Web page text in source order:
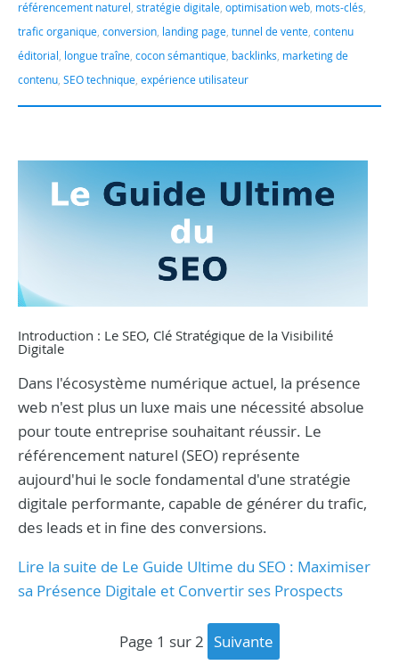
référencement naturel , stratégie digitale, optimisation web, mots-clés,
trafic organique, conversion, landing page, tunnel de vente, contenu
éditorial , longue traîne, cocon sémantique, backlinks, marketing de
contenu, SEO technique, expérience utilisateur
Introduction : Le SEO, Clé Stratégique de la Visibilité
Digitale
Dans l'écosystème numérique actuel, la présence
web n'est plus un luxe mais une nécessité absolue
pour toute entreprise souhaitant réussir. Le
référencement naturel (SEO) représente
aujourd'hui le socle fondamental d'une stratégie
digitale performante, capable de générer du trafic,
des leads et in fine des conversions.
Lire la suite de Le Guide Ultime du SEO : Maximiser
sa Présence Digitale et Convertir ses Prospects
page 1 sur 2 suivante